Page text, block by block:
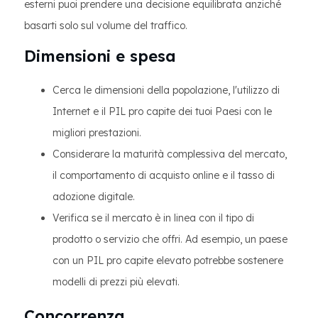
esterni puoi prendere una decisione equilibrata anziché
basarti solo sul volume del traffico.
Dimensioni e spesa
Cerca le dimensioni della popolazione, l'utilizzo di
Internet e il PIL pro capite dei tuoi Paesi con le
migliori prestazioni.
Considerare la maturità complessiva del mercato,
il comportamento di acquisto online e il tasso di
adozione digitale.
Verifica se il mercato è in linea con il tipo di
prodotto o servizio che offri. Ad esempio, un paese
con un PIL pro capite elevato potrebbe sostenere
modelli di prezzi più elevati.